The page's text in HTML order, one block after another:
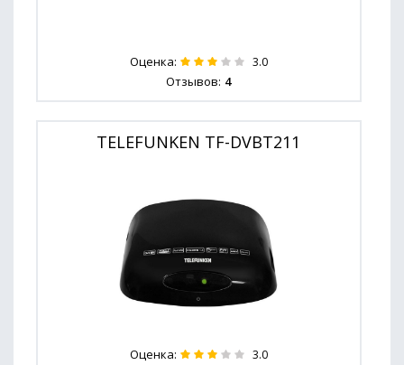
Оценка: 3.0
Отзывов: 4
TELEFUNKEN TF-DVBT211
Оценка: 3.0